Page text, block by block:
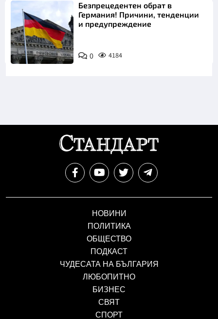
Безпрецедентен обрат в
Германия! Причини, тенденции
и предупреждение
0 4184
НОВИНИ
ПОЛИТИКА
ОБЩЕСТВО
ПОДКАСТ
ЧУДЕСАТА НА БЪЛГАРИЯ
ЛЮБОПИТНО
БИЗНЕС
СВЯТ
СПОРТ